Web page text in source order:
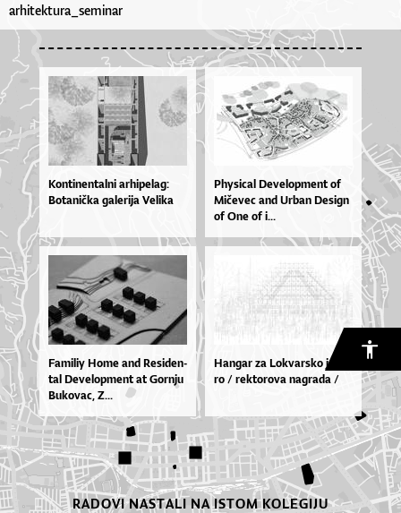
arhitektura_seminar
Kon­ti­nen­tal­ni ar­hi­pe­la­g:
Bo­ta­ni­čka ga­le­ri­ja Ve­li­ka
Physi­cal De­ve­lop­me­nt of
Mi­če­vec and Ur­ban De­si­gn
of One of i...
Fa­mi­liy Ho­me and Re­si­den­
tal De­ve­lop­me­nt at Gor­nju
Bu­ko­vac, Z...
Han­gar za Lo­kvar­sko je­ze­
ro / rek­to­ro­va na­gra­da /
RADOVI NASTALI NA ISTOM KOLEGIJU